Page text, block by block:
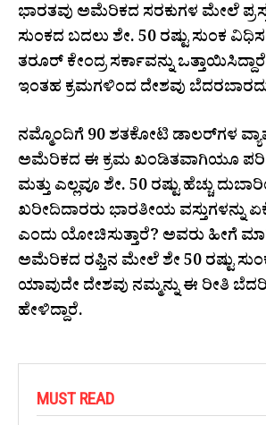
ಭಾರತವು ಅಮೆರಿಕದ ಸರಕುಗಳ ಮೇಲೆ
ಸುಂಕದ ಬದಲು ಶೇ. 50 ರಷ್ಟು ಸುಂಕ
ತರೂರ್ ಕೇಂದ್ರ ಸರ್ಕಾವನ್ನು
ಇಂತಹ ಕ್ರಮಗಳಿಂದ ದೇಶವು
ನಮ್ಮೊಂದಿಗೆ 90 ಶತಕೋಟಿ ಡಾಲರ್‌ಗಳ
ಅಮೆರಿಕದ ಈ ಕ್ರಮ ಖಂಡಿತವಾಗಿಯೂ
ಮತ್ತು ಎಲ್ಲವೂ ಶೇ. 50 ರಷ್ಟು ಹೆಚ್ಚು
ಖರೀದಿದಾರರು ಭಾರತೀಯ ವಸ್ತುಗಳನ್ನು
ಎಂದು ಯೋಚಿಸುತ್ತಾರೆ? ಅವರು ಹೀಗೆ
ಅಮೆರಿಕದ ರಫ್ತಿನ ಮೇಲೆ ಶೇ 50 ರಷ್ಟು
ಯಾವುದೇ ದೇಶವು ನಮ್ಮನ್ನು ಈ ರೀತಿ
ಹೇಳಿದ್ದಾರೆ.
MUST READ